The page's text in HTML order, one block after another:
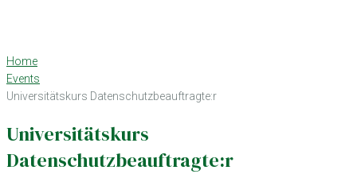
Home
Events
Universitätskurs Datenschutzbeauftragte:r
Universitätskurs
Datenschutzbeauftragte:r